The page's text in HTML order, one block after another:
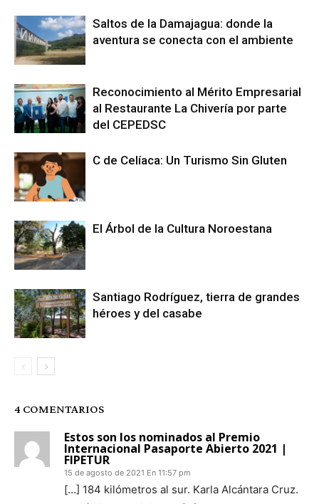
Saltos de la Damajagua: donde la
aventura se conecta con el ambiente
Reconocimiento al Mérito Empresarial
al Restaurante La Chivería por parte
del CEPEDSC
C de Celíaca: Un Turismo Sin Gluten
El Árbol de la Cultura Noroestana
Santiago Rodríguez, tierra de grandes
héroes y del casabe
4 COMENTARIOS
Estos son los nominados al Premio
Internacional Pasaporte Abierto 2021 |
FIPETUR
15 de agosto de 2021 En 11:57 pm
[…] 184 kilómetros al sur. Karla Alcántara Cruz.